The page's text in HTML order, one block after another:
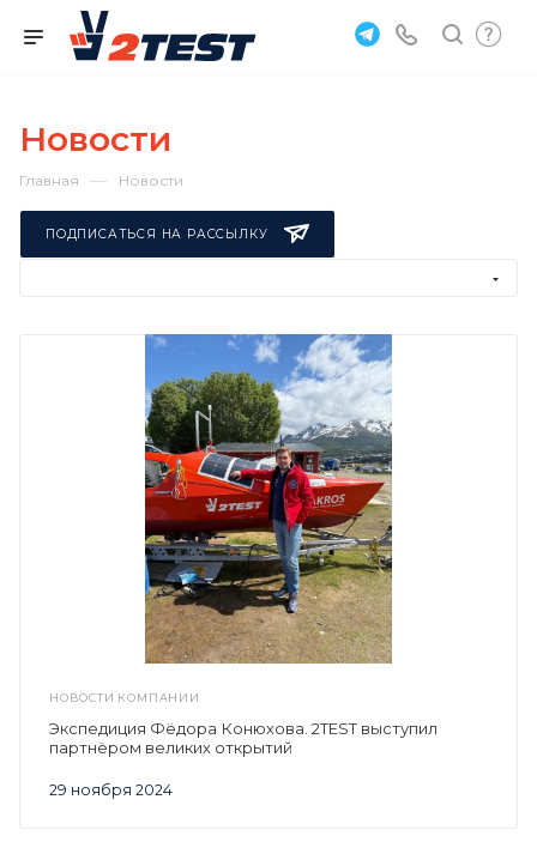
Новости
Главная — Новости
ПОДПИСАТЬСЯ НА РАССЫЛКУ
НОВОСТИ КОМПАНИИ
29 ноября 2024
Экспедиция Фёдора Конюхова. 2TEST выступил
партнёром великих открытий